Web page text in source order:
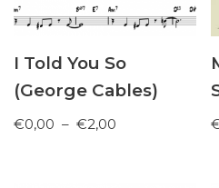
I Told You So
(George Cables)
€0,00 – €2,00